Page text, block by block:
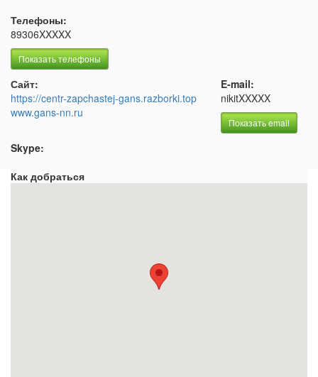
Телефоны:
89306XXXXX
Показать телефоны
Сайт:
https://centr-zapchastej-gans.razborki.top
www.gans-nn.ru
E-mail:
nikitXXXXX
Показать email
Skype:
Как добраться